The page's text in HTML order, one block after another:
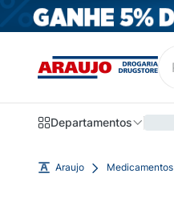
Departamentos
Araujo Medicamentos